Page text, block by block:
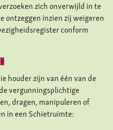
zich onverwijld in te
ontzeggen inzien zij weigeren
conform
houder zijn van één van de
vergunningsplichtige
dragen, manipuleren of
in een Schietruimte: